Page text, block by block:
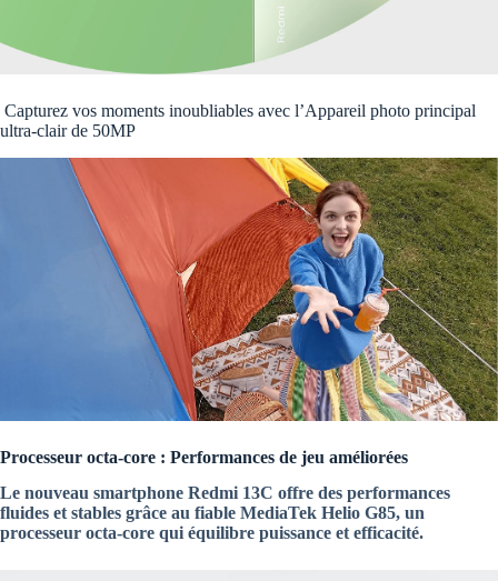
Capturez vos moments inoubliables avec l’Appareil photo principal
ultra-clair de 50MP
Processeur octa-core : Performances de jeu améliorées
Le nouveau smartphone Redmi 13C offre des performances
fluides et stables grâce au fiable MediaTek Helio G85, un
processeur octa-core qui équilibre puissance et efficacité.